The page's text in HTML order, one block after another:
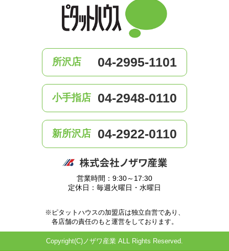
所沢店 04-2995-1101
小手指店 04-2948-0110
新所沢店 04-2922-0110
営業時間：9:30～17:30
定休日：毎週火曜日・水曜日
※ピタットハウスの加盟店は独立自営であり、
各店舗の責任のもと運営をしております。
Copyright(C)ノザワ産業 ALL Rights Reserved.